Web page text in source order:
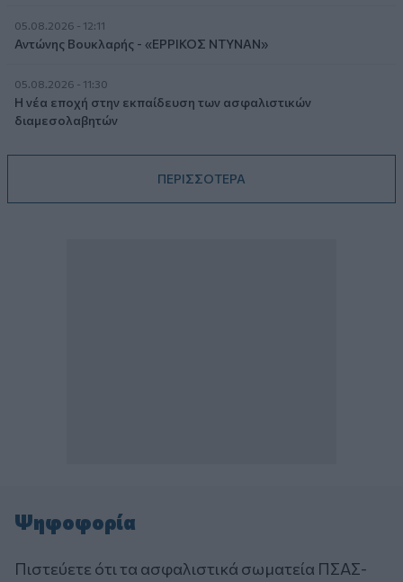
05.08.2026 - 12:11
Αντώνης Βουκλαρής - «ΕΡΡΙΚΟΣ ΝΤΥΝΑΝ»
05.08.2026 - 11:30
Η νέα εποχή στην εκπαίδευση των ασφαλιστικών
διαμεσολαβητών
ΠΕΡΙΣΣΟΤΕΡΑ
Ψηφοφορία
Πιστεύετε ότι τα ασφαλιστικά σωματεία ΠΣΑΣ-